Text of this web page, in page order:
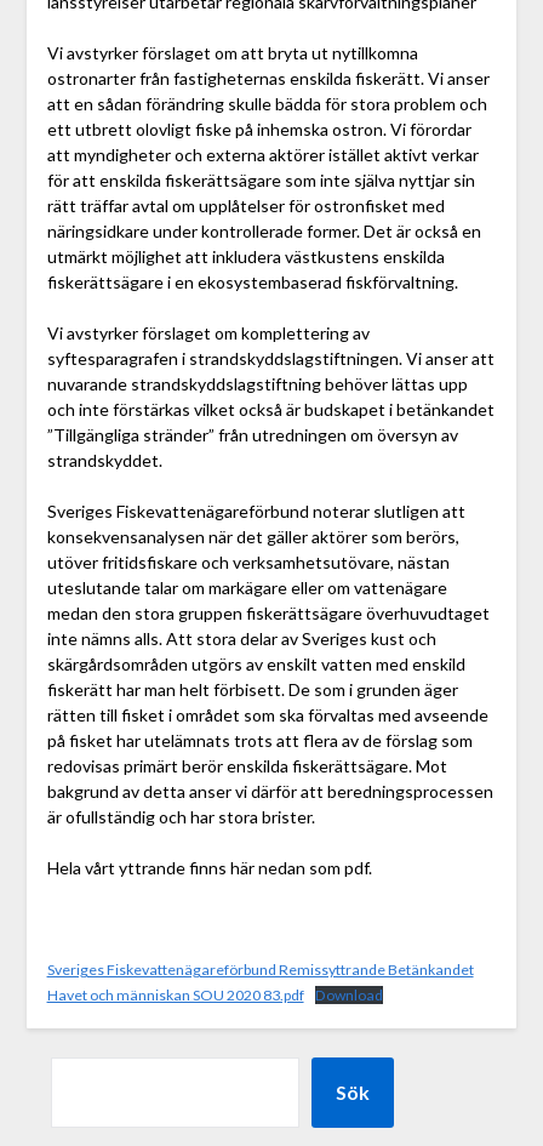
Vi avstyrker förslaget om att bryta ut nytillkomna
ostronarter från fastigheternas enskilda fiskerätt. Vi anser
att en sådan förändring skulle bädda för stora problem och
ett utbrett olovligt fiske på inhemska ostron. Vi förordar
att myndigheter och externa aktörer istället aktivt verkar
för att enskilda fiskerättsägare som inte själva nyttjar sin
rätt träffar avtal om upplåtelser för ostronfisket med
näringsidkare under kontrollerade former. Det är också en
utmärkt möjlighet att inkludera västkustens enskilda
fiskerättsägare i en ekosystembaserad fiskförvaltning.
Vi avstyrker förslaget om komplettering av
syftesparagrafen i strandskyddslagstiftningen. Vi anser att
nuvarande strandskyddslagstiftning behöver lättas upp
och inte förstärkas vilket också är budskapet i betänkandet
”Tillgängliga stränder” från utredningen om översyn av
strandskyddet.
Sveriges Fiskevattenägareförbund noterar slutligen att
konsekvensanalysen när det gäller aktörer som berörs,
utöver fritidsfiskare och verksamhetsutövare, nästan
uteslutande talar om markägare eller om vattenägare
medan den stora gruppen fiskerättsägare överhuvudtaget
inte nämns alls. Att stora delar av Sveriges kust och
skärgårdsområden utgörs av enskilt vatten med enskild
fiskerätt har man helt förbisett. De som i grunden äger
rätten till fisket i området som ska förvaltas med avseende
på fisket har utelämnats trots att flera av de förslag som
redovisas primärt berör enskilda fiskerättsägare. Mot
bakgrund av detta anser vi därför att beredningsprocessen
är ofullständig och har stora brister.
Hela vårt yttrande finns här nedan som pdf.
Sveriges Fiskevattenägareförbund Remissyttrande Betänkandet
Havet och människan SOU 2020 83.pdf
Download
Sök